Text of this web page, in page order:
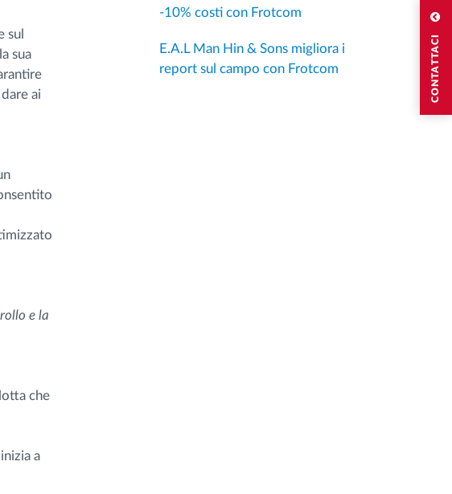
CONTATTACI
sul
sua
ai
e la
che
a
-10% costi con Frotcom
E.A.L Man Hin & Sons migliora i
report sul campo con Frotcom